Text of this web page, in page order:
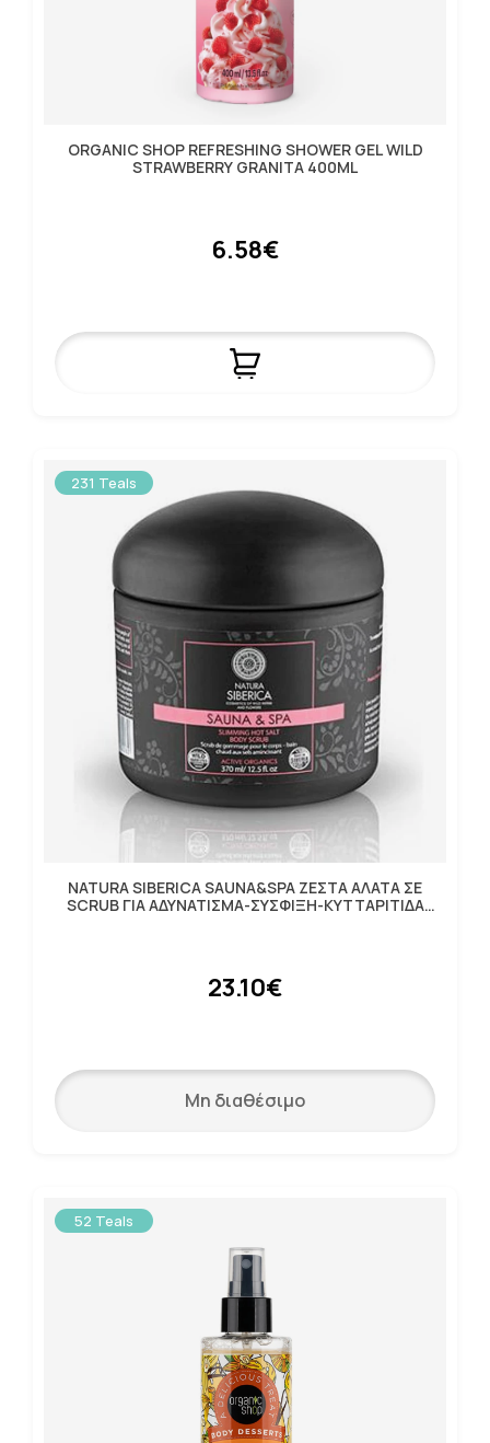
ORGANIC SHOP REFRESHING SHOWER GEL WILD
STRAWBERRY GRANITA 400ML
6.58€
231 Teals
NATURA SIBERICA SAUNA&SPA ΖΕΣΤΑ ΑΛΑΤΑ ΣΕ
SCRUB ΓΙΑ ΑΔΥΝΑΤΙΣΜΑ-ΣΥΣΦΙΞΗ-ΚΥΤΤΑΡΙΤΙΔΑ
23.10€
Μη διαθέσιμο
52 Teals